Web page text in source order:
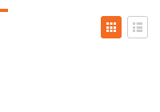
Ver
como